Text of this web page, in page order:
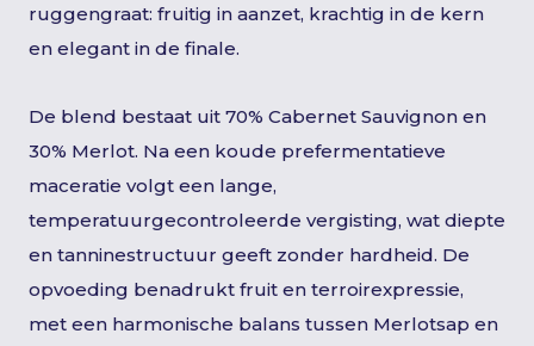
ruggengraat: fruitig in aanzet, krachtig in de kern
en elegant in de finale.
De blend bestaat uit 70% Cabernet Sauvignon en
30% Merlot. Na een koude prefermentatieve
maceratie volgt een lange,
temperatuurgecontroleerde vergisting, wat diepte
en tanninestructuur geeft zonder hardheid. De
opvoeding benadrukt fruit en terroirexpressie,
met een harmonische balans tussen Merlotsap en